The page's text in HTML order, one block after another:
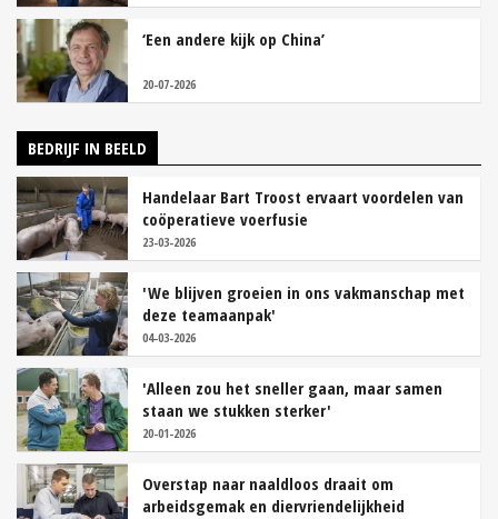
‘Een andere kijk op China’
20-07-2026
BEDRIJF IN BEELD
Handelaar Bart Troost ervaart voordelen van
coöperatieve voerfusie
23-03-2026
'We blijven groeien in ons vakmanschap met
deze teamaanpak'
04-03-2026
'Alleen zou het sneller gaan, maar samen
staan we stukken sterker'
20-01-2026
Overstap naar naaldloos draait om
arbeidsgemak en diervriendelijkheid